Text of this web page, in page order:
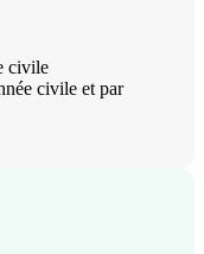
civile
civile et par